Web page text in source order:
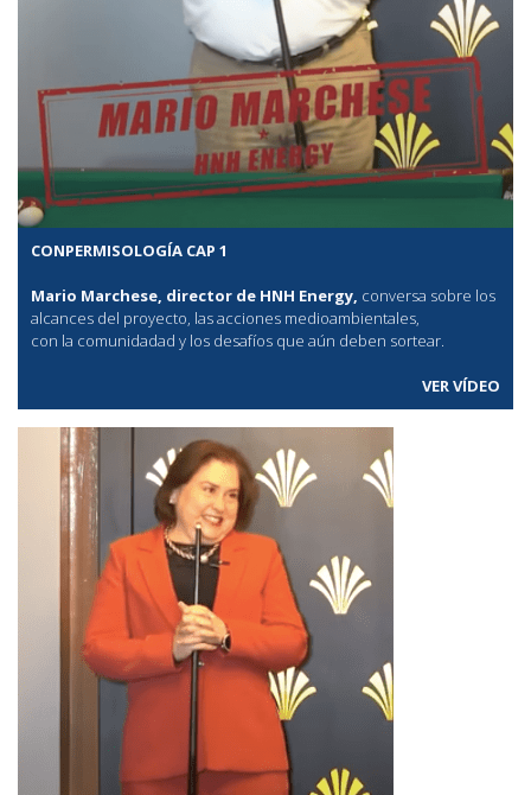
CONPERMISOLOGÍA CAP 1
Mario Marchese, director de HNH Energy, conversa sobre los
alcances del proyecto, las acciones medioambientales,
con la comunidadad y los desafíos que aún deben sortear.
VER VÍDEO